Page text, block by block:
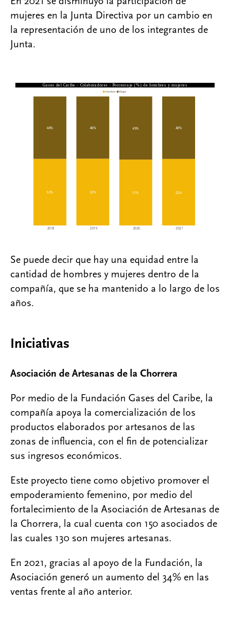
mujeres en la Junta Directiva por un cambio en
la representación de uno de los integrantes de
Junta.
Se puede decir que hay una equidad entre la
cantidad de hombres y mujeres dentro de la
compañía, que se ha mantenido a lo largo de los
años.
Iniciativas
Asociación de Artesanas de la Chorrera
Por medio de la Fundación Gases del Caribe, la
compañía apoya la comercialización de los
productos elaborados por artesanos de las
zonas de influencia, con el fin de potencializar
sus ingresos económicos.
Este proyecto tiene como objetivo promover el
empoderamiento femenino, por medio del
fortalecimiento de la Asociación de Artesanas de
la Chorrera, la cual cuenta con 150 asociados de
las cuales 130 son mujeres artesanas.
En 2021, gracias al apoyo de la Fundación, la
Asociación generó un aumento del 34% en las
ventas frente al año anterior.